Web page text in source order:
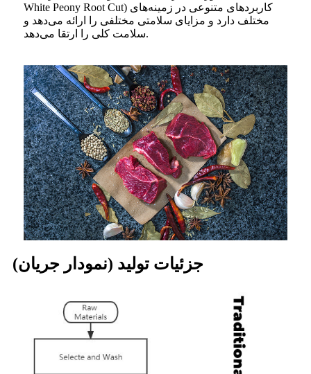
White Peony Root Cut) کاربردهای متنوعی در زمینه‌های
مختلف دارد و مزایای سلامتی مختلفی را ارائه می‌دهد و
سلامت کلی را ارتقا می‌دهد.
جزئیات تولید (نمودار جریان)